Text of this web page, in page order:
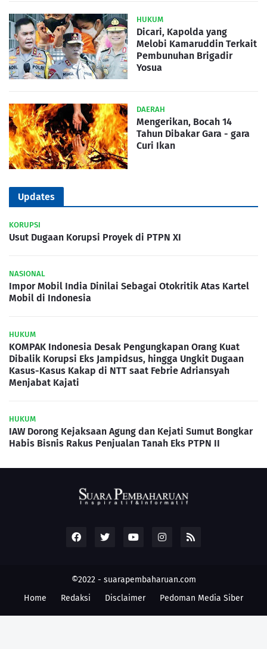
HUKUM
Dicari, Kapolda yang
Melobi Kamaruddin Terkait
Pembunuhan Brigadir
Yosua
DAERAH
Mengerikan, Bocah 14
Tahun Dibakar Gara - gara
Curi Ikan
Updates
KORUPSI
Usut Dugaan Korupsi Proyek di PTPN XI
NASIONAL
Impor Mobil India Dinilai Sebagai Otokritik Atas Kartel
Mobil di Indonesia
HUKUM
KOMPAK Indonesia Desak Pengungkapan Orang Kuat
Dibalik Korupsi Eks Jampidsus, hingga Ungkit Dugaan
Kasus-Kasus Kakap di NTT saat Febrie Adriansyah
Menjabat Kajati
HUKUM
IAW Dorong Kejaksaan Agung dan Kejati Sumut Bongkar
Habis Bisnis Rakus Penjualan Tanah Eks PTPN II
©2022 - suarapembaharuan.com
Home
Redaksi Disclaimer Pedoman Media Siber